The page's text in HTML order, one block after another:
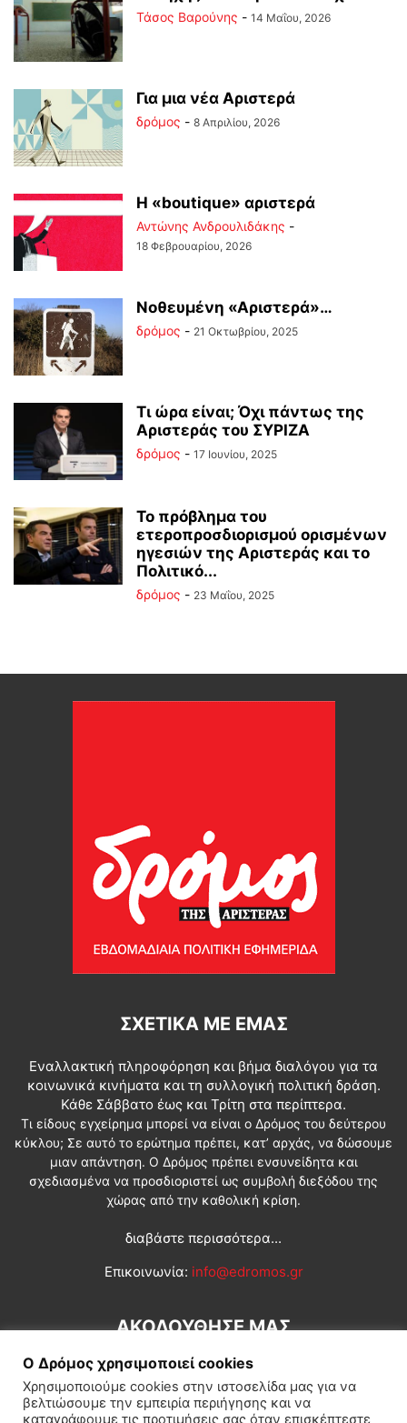
Τάσος Βαρούνης - 14 Μαΐου, 2026
Για μια νέα Αριστερά
δρόμος - 8 Απριλίου, 2026
Η «boutique» αριστερά
Αντώνης Ανδρουλιδάκης -
18 Φεβρουαρίου, 2026
Νοθευμένη «Αριστερά»…
δρόμος - 21 Οκτωβρίου, 2025
Τι ώρα είναι; Όχι πάντως της
Αριστεράς του ΣΥΡΙΖΑ
δρόμος - 17 Ιουνίου, 2025
Το πρόβλημα του
ετεροπροσδιορισμού ορισμένων
ηγεσιών της Αριστεράς και το
Πολιτικό...
δρόμος - 23 Μαΐου, 2025
ΣΧΕΤΙΚΆ ΜΕ ΕΜΆΣ
Εναλλακτική πληροφόρηση και βήμα διαλόγου για τα
κοινωνικά κινήματα και τη συλλογική πολιτική δράση.
Κάθε Σάββατο έως και Τρίτη στα περίπτερα.
Τι είδους εγχείρημα μπορεί να είναι ο Δρόμος του δεύτερου
κύκλου; Σε αυτό το ερώτημα πρέπει, κατ’ αρχάς, να δώσουμε
μιαν απάντηση. Ο Δρόμος πρέπει ενσυνείδητα και
σχεδιασμένα να προσδιοριστεί ως συμβολή διεξόδου της
χώρας από την καθολική κρίση.
διαβάστε περισσότερα...
Επικοινωνία: info@edromos.gr
ΑΚΟΛΟΥΘΗΣΕ ΜΑΣ
Ο Δρόμος χρησιμοποιεί cookies
Χρησιμοποιούμε cookies στην ιστοσελίδα μας για να
βελτιώσουμε την εμπειρία περιήγησης και να
καταγράφουμε τις προτιμήσεις σας όταν επισκέπτεστε